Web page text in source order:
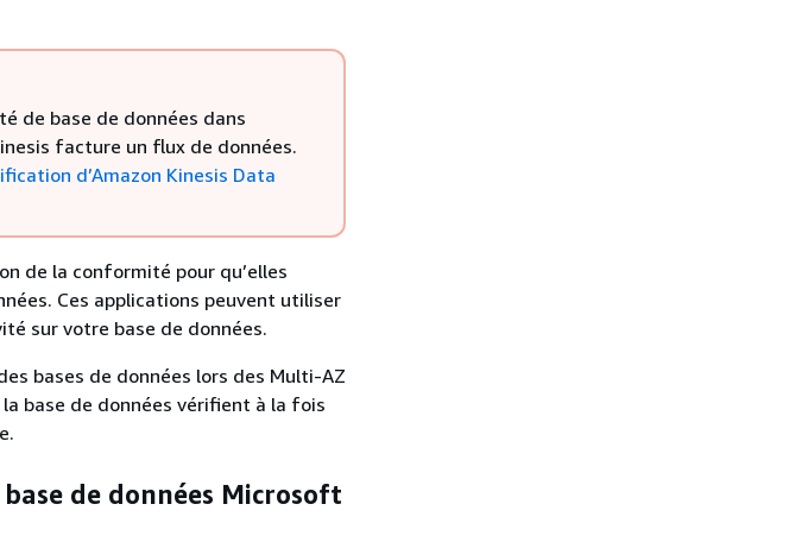
de base de données dans
facture un flux de données.
d’Amazon Kinesis Data
de la conformité pour qu’elles
Ces applications peuvent utiliser
sur votre base de données.
bases de données lors des Multi-AZ
base de données vérifient à la fois
de données Microsoft